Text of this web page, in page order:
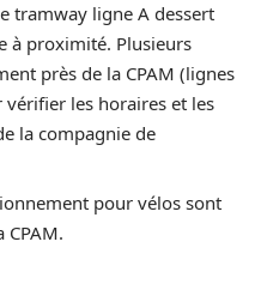
tramway ligne A dessert
à proximité. Plusieurs
près de la CPAM (lignes
les horaires et les
la compagnie de
pour vélos sont